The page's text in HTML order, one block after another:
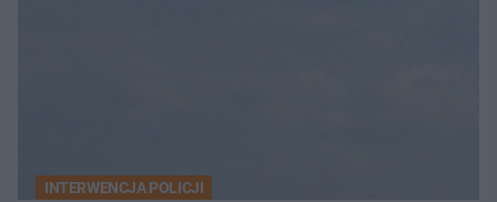
INTERWENCJA POLICJI